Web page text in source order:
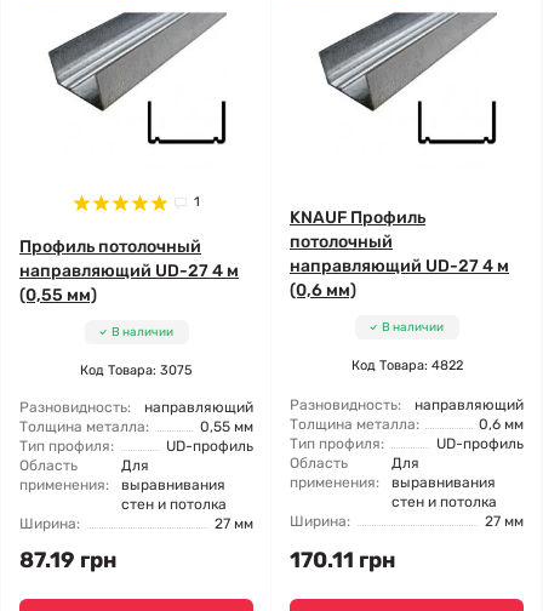
1
Профиль потолочный
направляющий UD-27 4 м
(0,55 мм)
В наличии
Код Товара: 3075
Разновидность:
направляющий
Толщина металла:
0,55 мм
Тип профиля:
UD-профиль
Область
применения:
Для
выравнивания
стен и потолка
Ширина:
27 мм
87.19 грн
KNAUF Профиль
потолочный
направляющий UD-27 4 м
(0,6 мм)
В наличии
Код Товара: 4822
Разновидность:
направляющий
Толщина металла:
0,6 мм
Тип профиля:
UD-профиль
Область
применения:
Для
выравнивания
стен и потолка
Ширина:
27 мм
170.11 грн